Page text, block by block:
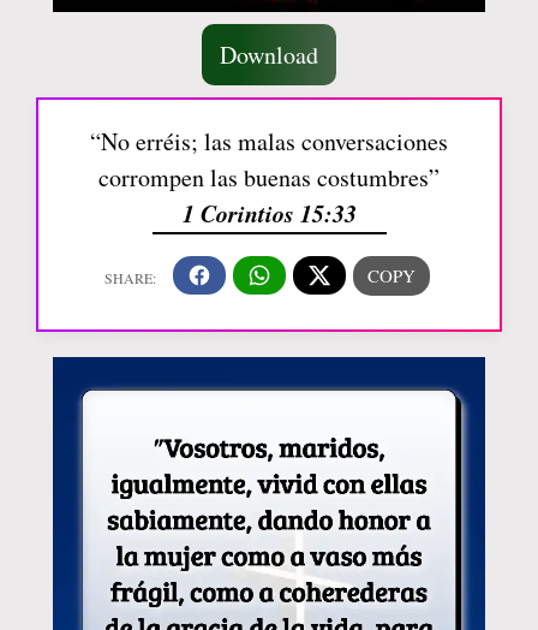
Download
“No erréis; las malas conversaciones
corrompen las buenas costumbres”
1 Corintios 15:33